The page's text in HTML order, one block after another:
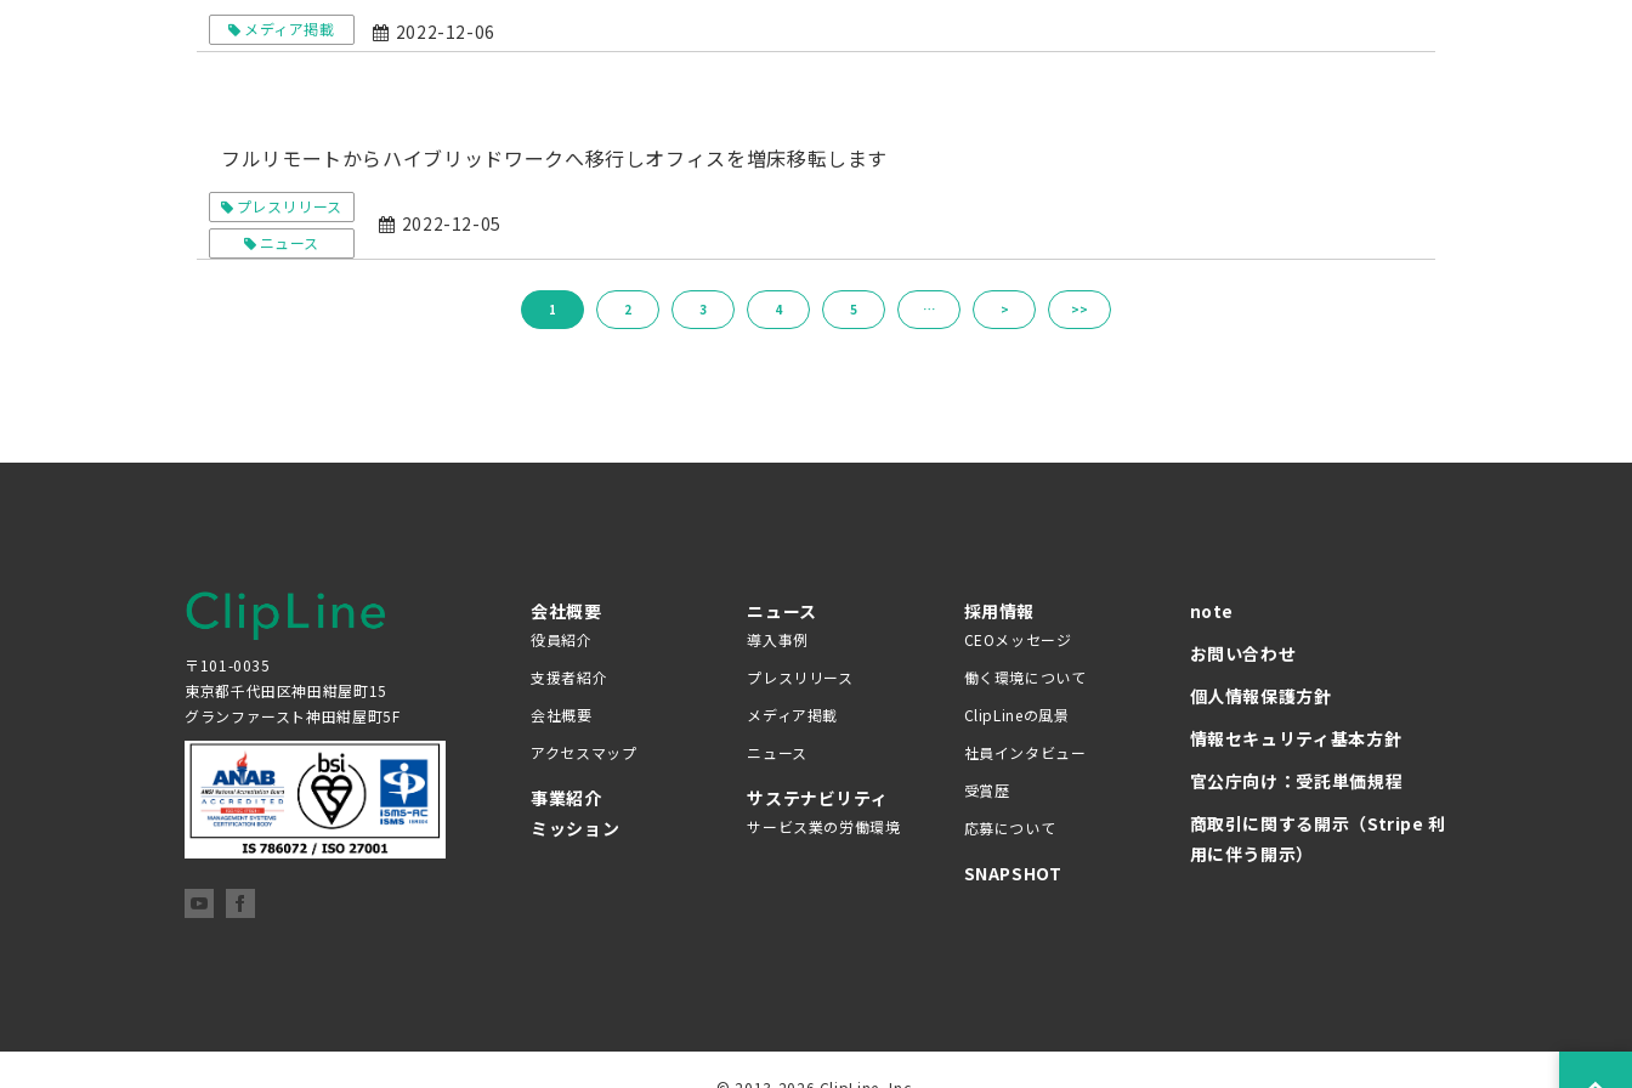
メディア掲載 2022-12-06
フルリモートからハイブリッドワークへ移行しオフィスを増床移転します
プレスリリース
ニュース
2022-12-05
1 2 3 4 5 … > >>
〒101-0035
東京都千代田区神田紺屋町15
グランファースト神田紺屋町5F
会社概要
役員紹介
支援者紹介
会社概要
アクセスマップ
事業紹介
ミッション
ニュース
導入事例
プレスリリース
メディア掲載
ニュース
サステナビリティ
サービス業の労働環境
採用情報
CEOメッセージ
働く環境について
ClipLineの風景
社員インタビュー
受賞歴
応募について
SNAPSHOT
note
お問い合わせ
個人情報保護方針
情報セキュリティ基本方針
官公庁向け：受託単価規程
商取引に関する開示（Stripe 利
用に伴う開示）